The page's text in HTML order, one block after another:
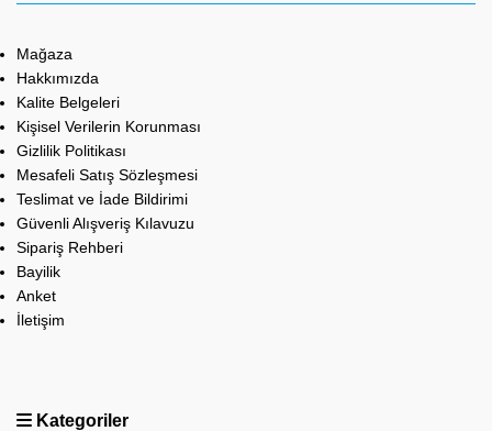
Mağaza
Hakkımızda
Kalite Belgeleri
Kişisel Verilerin Korunması
Gizlilik Politikası
Mesafeli Satış Sözleşmesi
Teslimat ve İade Bildirimi
Güvenli Alışveriş Kılavuzu
Sipariş Rehberi
Bayilik
Anket
İletişim
Kategoriler